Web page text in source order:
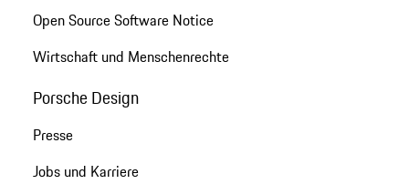
Open Source Software Notice
Wirtschaft und Menschenrechte
Porsche Design
Presse
Jobs und Karriere